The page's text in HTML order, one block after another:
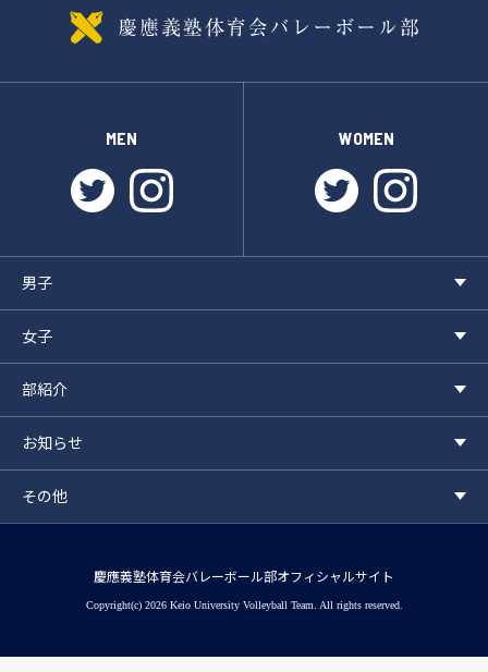
MEN
twitterinstagram
WOMEN
twitter
男子
女子
部紹介
お知らせ
その他
慶應義塾体育会バレーボール部オフィシャルサイト
Copyright(c) 2026 Keio University Volleyball Team. All rights reserved.